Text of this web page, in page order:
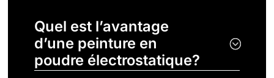
Quel est l’avantage
d’une peinture en
poudre électrostatique?